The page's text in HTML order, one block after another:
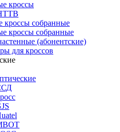
кроссы
кроссы собранные
кроссы собранные
(абонентские)
для кроссов